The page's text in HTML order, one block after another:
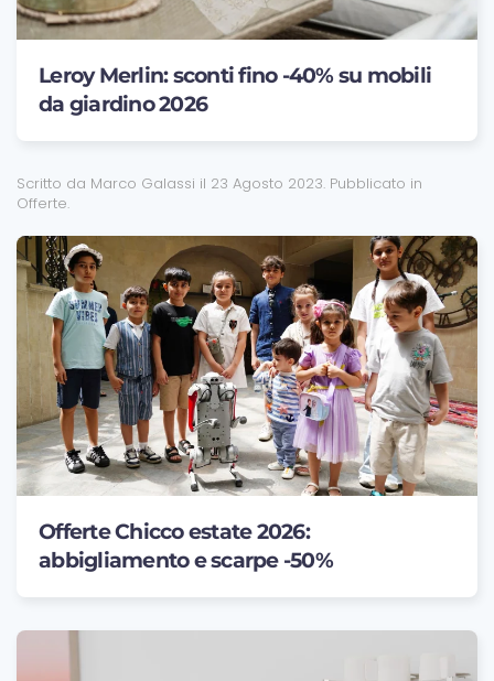
Leroy Merlin: sconti fino -40% su mobili
da giardino 2026
Scritto da Marco Galassi il 23 Agosto 2023. Pubblicato in
Offerte.
Offerte Chicco estate 2026:
abbigliamento e scarpe -50%